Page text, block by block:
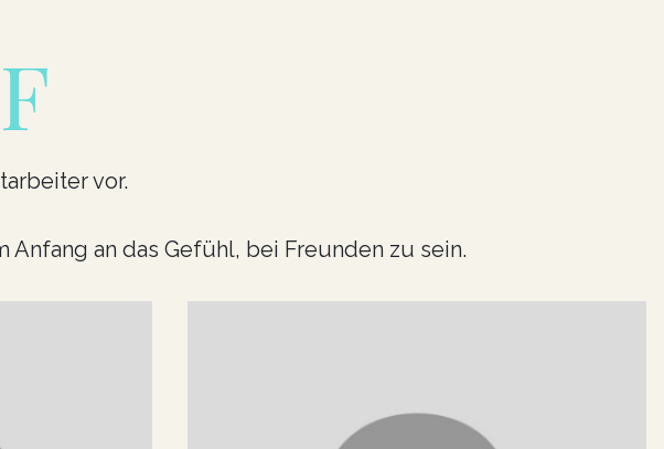
vor.
Anfang an das Gefühl, bei Freunden zu sein.